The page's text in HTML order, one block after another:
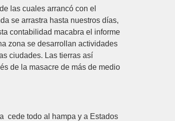
las cuales arrancó con el
se arrastra hasta nuestros días,
contabilidad macabra el informe
zona se desarrollan actividades
ciudades. Las tierras así
de la masacre de más de medio
cede todo al hampa y a Estados